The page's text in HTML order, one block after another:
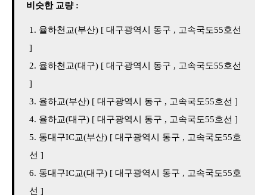
비슷한 교량 :
율하천교(부산) [ 대구광역시 동구 , 고속국도55호선
]
율하천교(대구) [ 대구광역시 동구 , 고속국도55호선
]
율하교(부산) [ 대구광역시 동구 , 고속국도55호선 ]
율하교(대구) [ 대구광역시 동구 , 고속국도55호선 ]
동대구IC교(부산) [ 대구광역시 동구 , 고속국도55호
선 ]
동대구IC교(대구) [ 대구광역시 동구 , 고속국도55호
선 ]